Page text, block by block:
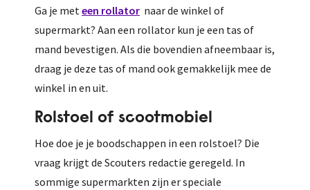
Ga je meteen rollator naar de winkel of
supermarkt? Aan een rollator kun je een tas of
mand bevestigen. Als die bovendien afneembaar is,
draag je deze tas of mand ook gemakkelijk mee de
winkel in en uit.
Rolstoel of scootmobiel
Hoe doe je je boodschappen in een rolstoel? Die
vraag krijgt de Scouters redactie geregeld. In
sommige supermarkten zijn er speciale